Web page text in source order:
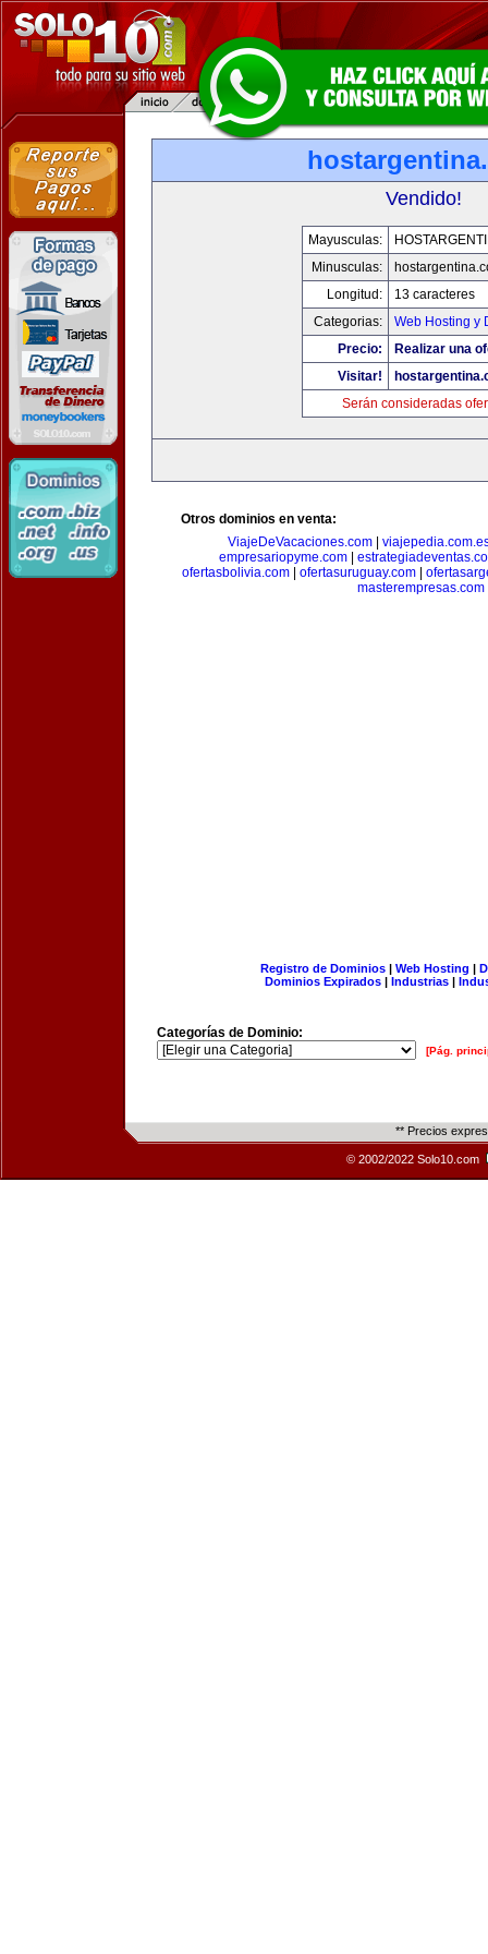
Vendido!
Mayusculas:
Minusculas:
Longitud:
13 caracteres
Categorias:
Web Hosting y
Precio:
Realizar una
Visitar!
Serán consideradas
Otros dominios en venta:
ViajeDeVacaciones.com
empresariopyme.com
ofertasbolivia.com| ofertasuruguay.com|
masterempresas.com
Registro de Dominios| Web Hosting |
Dominios Expirados | Industrias |
Categorías de Dominio:
[Pág.
** Precios
© 2002/2022 Solo10.com